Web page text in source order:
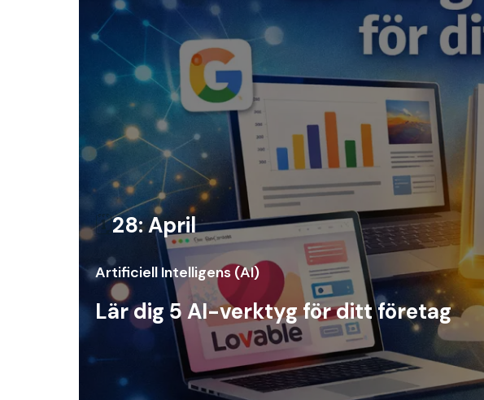
🗓️28: April
Artificiell Intelligens (AI)
Lär dig 5 AI-verktyg för ditt företag